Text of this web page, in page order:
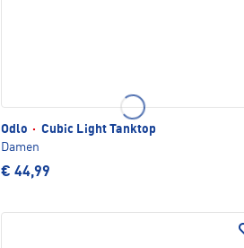
Odlo · Cubic Light Tanktop
Damen
€ 44,99